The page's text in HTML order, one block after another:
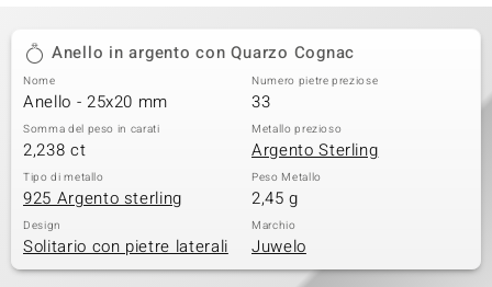
ClassicsAnello in argento con Quarzo Cognac
Nome
Anello - 25x20 mm
Numero pietre preziose
33
Somma del peso in carati
2,238 ct
Metallo prezioso
Argento Sterling
Tipo di metallo
925 Argento sterling
Peso Metallo
2,45 g
Design
Solitario con pietre laterali
Marchio
Juwelo